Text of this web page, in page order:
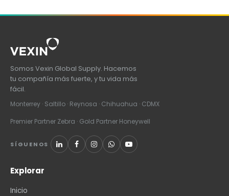
Somos Vexin Global Supply. Hacemos
tu compañía más fuerte, y tu vida más
fácil.
Monterrey · Saltillo · Reynosa · Chihuahua · CDMX
Premier Partner Zebra · Gold Partner Honeywell
SÍGUENOS
Explorar
Inicio